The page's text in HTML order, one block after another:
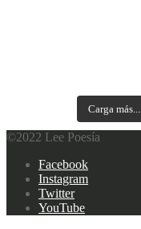
Carga más...
©2022 Lee Poesía
Footer
navigation
Facebook
Instagram
Twitter
YouTube